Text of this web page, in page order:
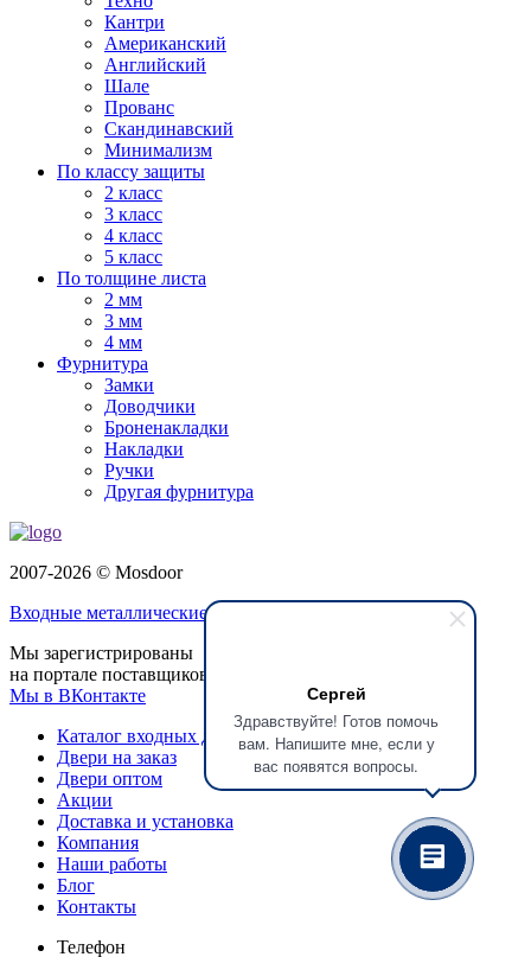
Сергей
Здравствуйте! Готов помочь
вам. Напишите мне, если у
вас появятся вопросы.
Кантри
Американский
Английский
Шале
Прованс
Скандинавский
Минимализм
По классу защиты
2 класс
3 класс
4 класс
5 класс
По толщине листа
2 мм
3 мм
4 мм
Фурнитура
Замки
Доводчики
Броненакладки
Накладки
Ручки
Другая фурнитура
2007-2026 © Mosdoor
Входные металлические двери
Мы зарегистрированы
на портале поставщиков
Мы в ВКонтакте
Каталог входных дверей
Двери на заказ
Двери оптом
Акции
Доставка и установка
Компания
Наши работы
Блог
Контакты
Телефон